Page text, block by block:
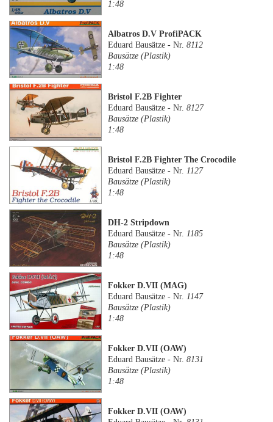
1:48
Albatros D.V ProfiPACK
Eduard Bausätze - Nr.8112
Bausätze (Plastik)
1:48
Bristol F.2B Fighter
Eduard Bausätze - Nr.8127
Bausätze (Plastik)
1:48
Bristol F.2B Fighter The Crocodile
Eduard Bausätze - Nr.1127
Bausätze (Plastik)
1:48
DH-2 Stripdown
Eduard Bausätze - Nr.1185
Bausätze (Plastik)
1:48
Fokker D.VII (MAG)
Eduard Bausätze - Nr.1147
Bausätze (Plastik)
1:48
Fokker D.VII (OAW)
Eduard Bausätze - Nr.8131
Bausätze (Plastik)
1:48
Fokker D.VII (OAW)